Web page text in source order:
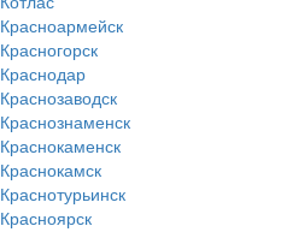
Красноармейск
Красногорск
Краснодар
Краснозаводск
Краснознаменск
Краснокаменск
Краснокамск
Краснотурьинск
Красноярск